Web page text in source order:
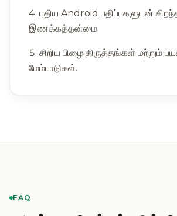
புதிய Android பதிப்புகளுடன்
இணக்கத்தன்மை.
சிறிய பிழை திருத்தங்கள் மற்றும்
மேம்பாடுகள்.
FAQ